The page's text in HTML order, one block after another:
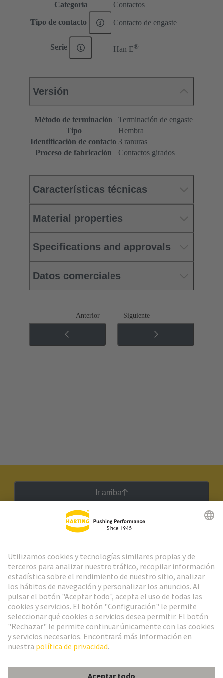
Categoría Contactos
Tipo de contacto Contacto de engaste
Serie Han E®
Versión
Método de terminación
Terminación de engaste
Tipo
Hembra
Identificación de contacto 3 ranuras
Proceso de fabricación
Contactos girados
Características técnicas
Material properties
Specifications and approvals
Datos comerciales
Anterior Siguiente
Ir arriba
Ir al registro
Portugal Español